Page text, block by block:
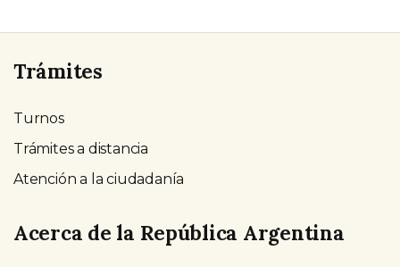
Trámites
Turnos
Trámites a distancia
Atención a la ciudadanía
Acerca de la República Argentina